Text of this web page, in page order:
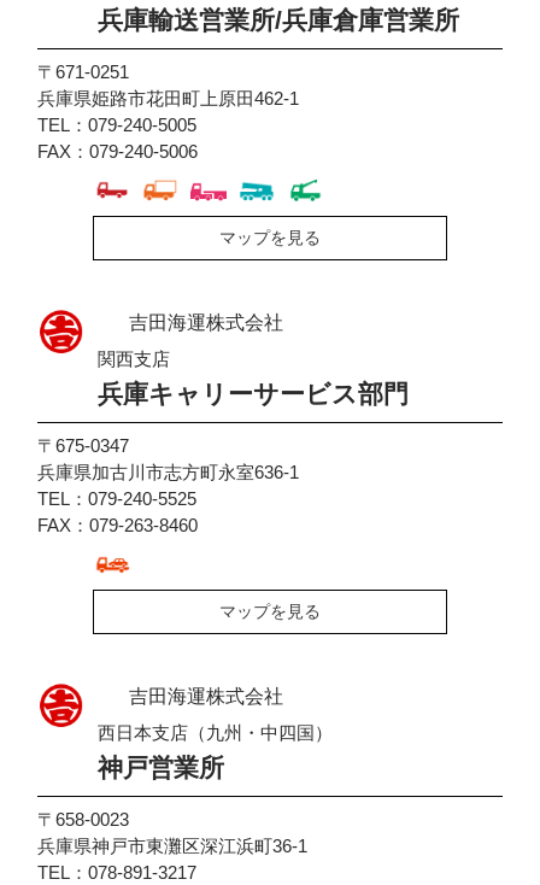
兵庫輸送営業所/兵庫倉庫営業所
〒671-0251
兵庫県姫路市花田町上原田462-1
TEL：079-240-5005
FAX：079-240-5006
マップを見る
吉田海運株式会社
関西支店
兵庫キャリーサービス部門
〒675-0347
兵庫県加古川市志方町永室636-1
TEL：079-240-5525
FAX：079-263-8460
マップを見る
吉田海運株式会社
西日本支店（九州・中四国）
神戸営業所
〒658-0023
兵庫県神戸市東灘区深江浜町36-1
TEL：078-891-3217